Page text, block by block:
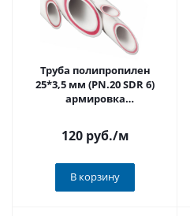
Труба полипропилен
25*3,5 мм (PN.20 SDR 6)
армировка
Standart (Россия)
120 руб./м
В корзину